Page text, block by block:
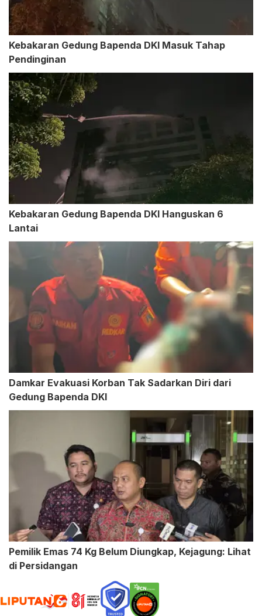
Kebakaran Gedung Bapenda DKI Masuk Tahap
Pendinginan
Kebakaran Gedung Bapenda DKI Hanguskan 6
Lantai
Damkar Evakuasi Korban Tak Sadarkan Diri dari
Gedung Bapenda DKI
Pemilik Emas 74 Kg Belum Diungkap, Kejagung: Lihat
di Persidangan